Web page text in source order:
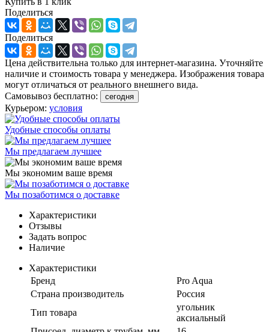
Поделиться
Поделиться
Цена действительна только для интернет-магазина. Уточняйте
наличие и стоимость товара у менеджера. Изображения товара
могут отличаться от реального внешнего вида.
Самовывоз бесплатно:
сегодня
Курьером: условия
Удобные способы оплаты
Мы предлагаем лучшее
Мы экономим ваше время
Мы позаботимся о доставке
Характеристики
Отзывы
Задать вопрос
Наличие
Характеристики
Бренд
Pro Aqua
Страна производитель
Россия
Тип товара
угольник
аксиальный